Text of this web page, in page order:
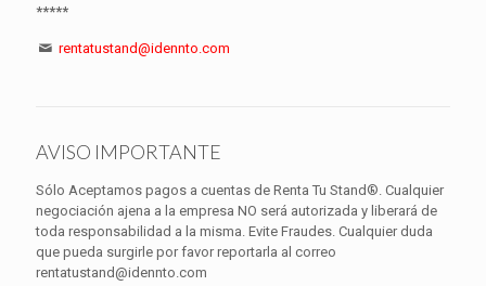
*****
rentatustand@idennto.com
AVISO IMPORTANTE
Sólo Aceptamos pagos a cuentas de Renta Tu Stand®. Cualquier
negociación ajena a la empresa NO será autorizada y liberará de
toda responsabilidad a la misma. Evite Fraudes. Cualquier duda
que pueda surgirle por favor reportarla al correo
rentatustand@idennto.com